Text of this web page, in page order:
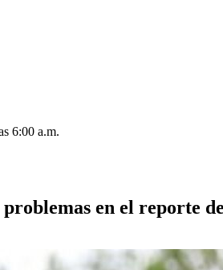
6:00 a.m.
en el reporte